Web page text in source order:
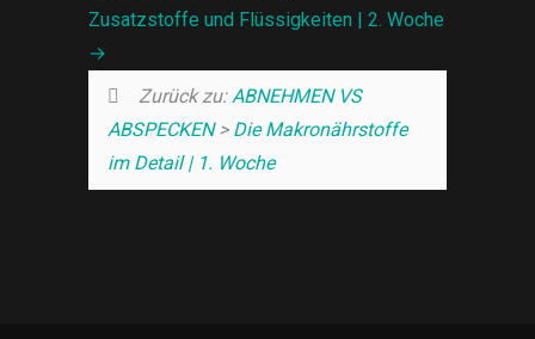
Zusatzstoffe und Flüssigkeiten | 2. Woche
Zurück zu:ABNEHMEN VS
ABSPECKEN> Die Makronährstoffe
im Detail | 1. Woche